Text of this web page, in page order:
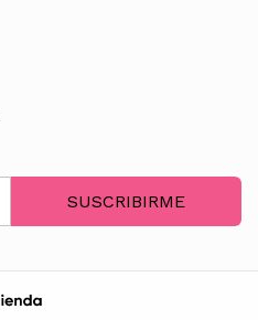
SUSCRIBIRME